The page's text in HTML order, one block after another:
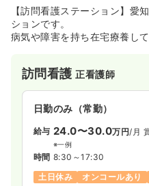
【訪問看護ステーション】愛
ションです。
病気や障害を持ち在宅療養し
ご自宅へ訪問し、在宅ケアを
病院付属のステーションや独
ケア・リハビリ・小児科・精
特化したステーションなどもあ
訪問看護正看護師
日勤のみ（常勤）
給与 24.0〜30.0万円/月
※一例
時間 8:30～17:30
土日休み
オンコールあり